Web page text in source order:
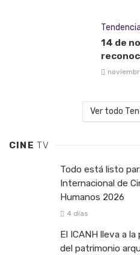
14 de
Ver todo
CINETV
Todo está listo
Internacional de
Humanos 2026
4 días
El ICANH lleva a
del patrimonio